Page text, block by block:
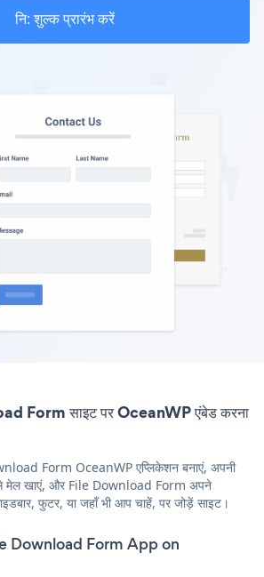
नि: शुल्क प्रारंभ करें
Form साइट पर OceanWP एंबेड करना
Form OceanWP एप्लिकेशन बनाएं, अपनी
से मेल खाएं, और File Download Form अपने
फुटर, या जहाँ भी आप चाहें, पर जोड़ें साइट।
Download Form App on